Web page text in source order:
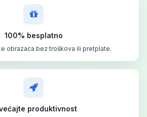
100% besplatno
obrazaca bez troškova ili pretplate.
produktivnost